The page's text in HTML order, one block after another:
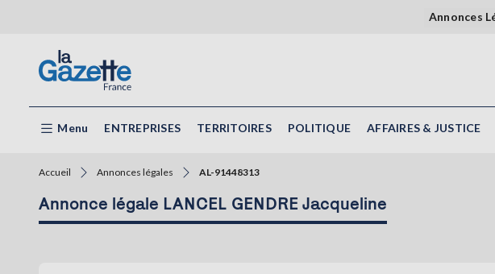
Annonces
Menu ENTREPRISES TERRITOIRES POLITIQUE AFFAIRES & JUSTICE
Accueil Annonces légales AL-91448313
Annonce légale LANCEL GENDRE Jacqueline